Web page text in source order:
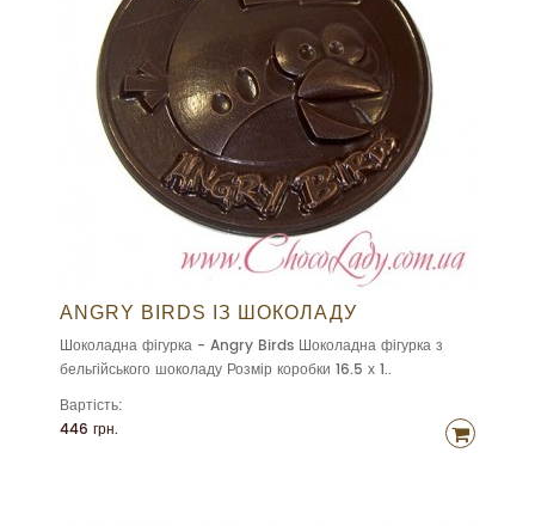
ANGRY BIRDS ІЗ ШОКОЛАДУ
Шоколадна фігурка - Angry Birds Шоколадна фігурка з
бельгійського шоколаду Розмір коробки 16.5 х 1..
Вартість:
446 грн.